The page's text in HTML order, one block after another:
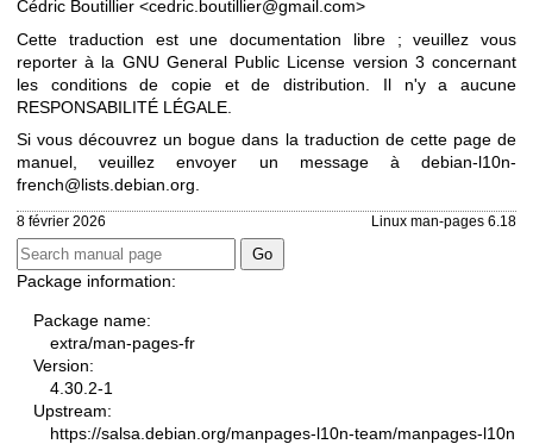
Cédric Boutillier <cedric.boutillier@gmail.com>
Cette traduction est une documentation libre ; veuillez vous
reporter à la GNU General Public License version 3 concernant
les conditions de copie et de distribution. Il n'y a aucune
RESPONSABILITÉ LÉGALE.
Si vous découvrez un bogue dans la traduction de cette page de
manuel, veuillez envoyer un message à debian-l10n-
french@lists.debian.org
8 février 2026 Linux man-pages 6.18
Package information:
Package name:
extra/man-pages-fr
Version:
4.30.2-1
Upstream:
https://salsa.debian.org/manpages-l10n-team/manpages-l10n